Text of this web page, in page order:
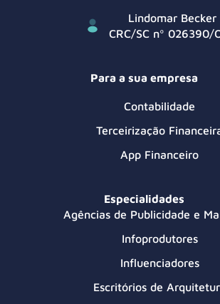
Lindomar Becker
CRC/SC nº 026390/
Para a sua empresa
Contabilidade
Terceirização
App Financeiro
Especialidades
Agências de Publicidade e
Infoprodutores
Influenciadores
Escritórios de